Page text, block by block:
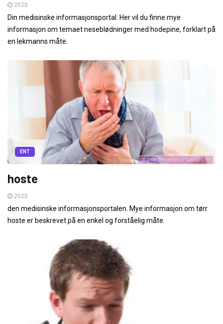
2020
Din medisinske informasjonsportal. Her vil du finne mye
informasjon om temaet neseblødninger med hodepine, forklart på
en lekmanns måte.
ENT
hoste
2020
den medisinske informasjonsportalen. Mye informasjon om tørr
hoste er beskrevet på en enkel og forståelig måte.